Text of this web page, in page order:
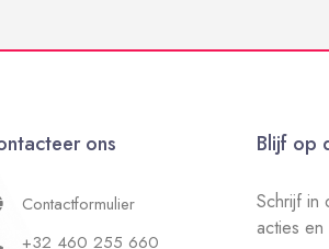
ons
Contactformulier
+32 460 255 660
Blijf op
Schrijf in
acties